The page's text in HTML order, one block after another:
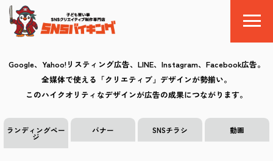
SNSバイキングとは
料金
制作の流れ
Google、Yahoo!リスティング広告、LINE、Instagram、Facebook広告。
全媒体で使える「クリエティブ」デザインが勢揃い。
このハイクオリティなデザインが広告の成果につながります。
ランディングペー
ジ
バナー SNSチラシ 動画